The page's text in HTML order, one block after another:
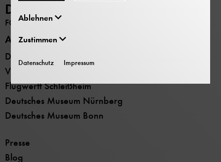
Deutsches Museum
FORSCHUNG
Alle Standorte
Deutsches Museum - Museumsinsel
Verkehrszentrum
Flugwerft Schleißheim
Deutsches Museum Nürnberg
Deutsches Museum Bonn
Presse
Blog
Ablehnen
Zustimmen
Datenschutz Impressum